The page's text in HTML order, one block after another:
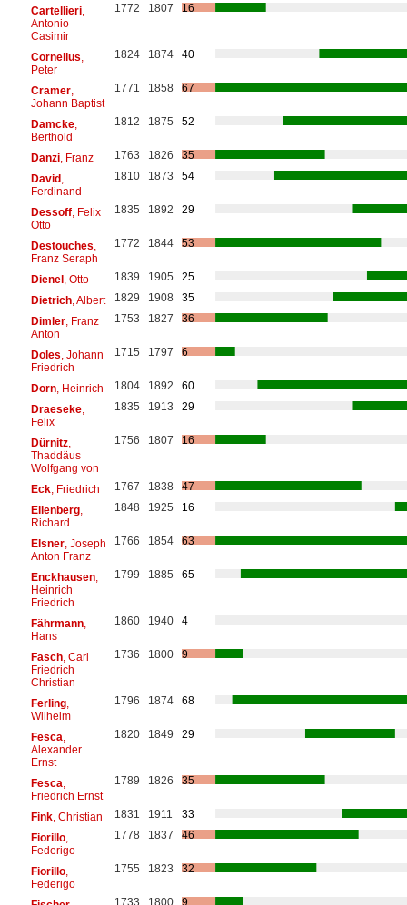
Cartellieri,
Antonio
Casimir
1772 1807 16
Cornelius
Peter
1824 1874 40
Cramer,
Johann Baptist
1771 1858 67
Damcke,
Berthold
1812 1875 52
Danzi, Franz 1763 1826
35
David,
Ferdinand
1810 1873 54
Dessoff, Felix
Otto
1835 1892 29
Destouches
Franz Seraph
1772 1844 53
Dienel, Otto 1839 1905
25
Dietrich, Albert 1829 1908
35
Dimler, Franz
Anton
1753 1827 36
Doles , Johann
Friedrich
1715 1797 6
Dorn, Heinrich 1804 1892
60
Draeseke,
Felix
1835 1913 29
Dürnitz,
Thaddäus
Wolfgang von
1756 1807 16
Eck, Friedrich 1767 1838
47
Eilenberg,
Richard
1848 1925 16
Elsner, Joseph
Anton Franz
1766 1854 63
Enckhausen,
Heinrich
Friedrich
1799 1885 65
Fährmann,
Hans
1860 1940 4
Fasch, Carl
Friedrich
Christian
1736 1800 9
Ferling,
Wilhelm
1796 1874 68
Fesca
Alexander
Ernst
1820 1849 29
Fesca
Friedrich Ernst
1789 1826 35
Fink, Christian 1831 1911
33
Fiorillo,
Federigo
1778 1837 46
Fiorillo,
Federigo
1755 1823 32
1733 1800 9